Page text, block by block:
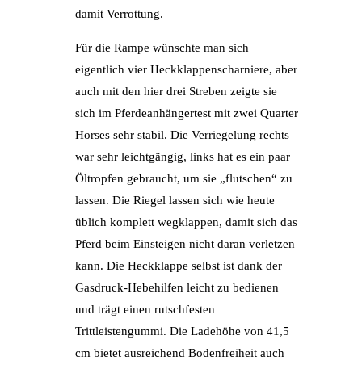
damit Verrottung.
Für die Rampe wünschte man sich
eigentlich vier Heckklappenscharniere, aber
auch mit den hier drei Streben zeigte sie
sich im Pferdeanhängertest mit zwei Quarter
Horses sehr stabil. Die Verriegelung rechts
war sehr leichtgängig, links hat es ein paar
Öltropfen gebraucht, um sie „flutschen“ zu
lassen. Die Riegel lassen sich wie heute
üblich komplett wegklappen, damit sich das
Pferd beim Einsteigen nicht daran verletzen
kann. Die Heckklappe selbst ist dank der
Gasdruck-Hebehilfen leicht zu bedienen
und trägt einen rutschfesten
Trittleistengummi. Die Ladehöhe von 41,5
cm bietet ausreichend Bodenfreiheit auch